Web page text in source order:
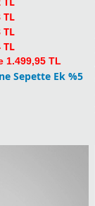
TL
TL
TL
1.499,95 TL
Sepette Ek %5